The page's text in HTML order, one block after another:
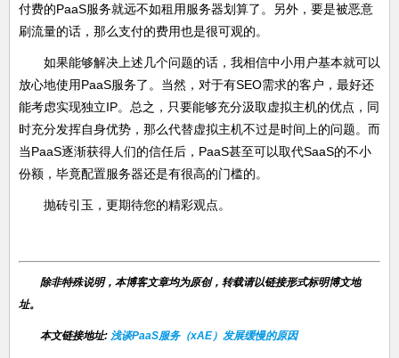
付费的PaaS服务就远不如租用服务器划算了。另外，要是被恶意
刷流量的话，那么支付的费用也是很可观的。
如果能够解决上述几个问题的话，我相信中小用户基本就可以
放心地使用PaaS服务了。当然，对于有SEO需求的客户，最好还
能考虑实现独立IP。总之，只要能够充分汲取虚拟主机的优点，同
时充分发挥自身优势，那么代替虚拟主机不过是时间上的问题。而
当PaaS逐渐获得人们的信任后，PaaS甚至可以取代SaaS的不小
份额，毕竟配置服务器还是有很高的门槛的。
抛砖引玉，更期待您的精彩观点。
除非特殊说明，本博客文章均为原创，转载请以链接形式标明博文地
址。
本文链接地址: 浅谈PaaS服务（xAE）发展缓慢的原因